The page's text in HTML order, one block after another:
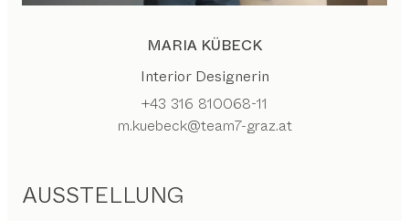
MARIA KÜBECK
Interior Designerin
+43 316 810068-11
m.kuebeck@team7-graz.at
AUSSTELLUNG